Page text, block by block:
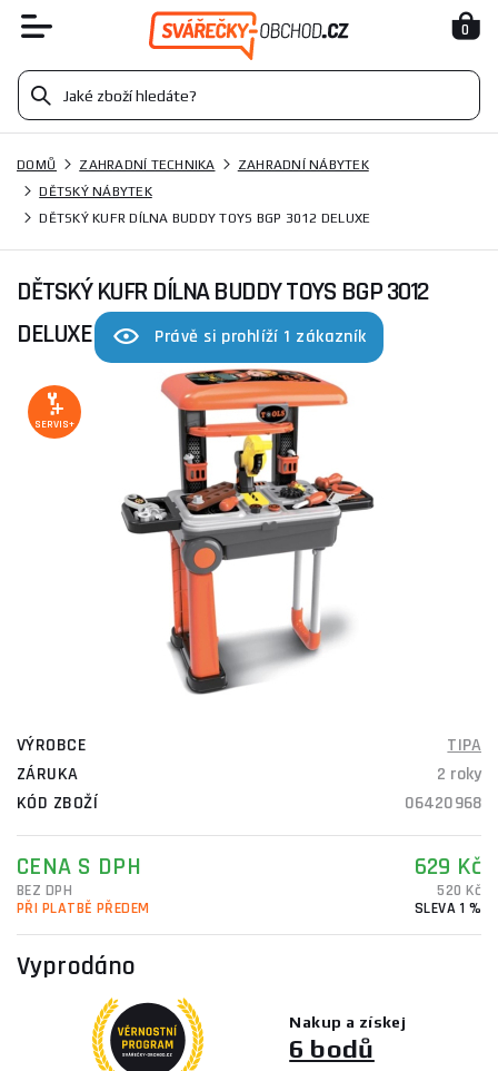
0
DOMŮ ZAHRADNÍ TECHNIKA
ZAHRADNÍ NÁBYTEK
DĚTSKÝ NÁBYTEK
DĚTSKÝ KUFR DÍLNA BUDDY TOYS BGP 3012 DELUXE
DĚTSKÝ KUFR DÍLNA BUDDY TOYS BGP 3012
DELUXE
Právě si prohlíží 1 zákazník
SERVIS+
VÝROBCE
TIPA
ZÁRUKA
2 roky
KÓD ZBOŽÍ
06420968
CENA S DPH 629 Kč
BEZ DPH
520 Kč
PŘI PLATBĚ PŘEDEM
SLEVA 1 %
Vyprodáno
Nakup a získej
6 bodů